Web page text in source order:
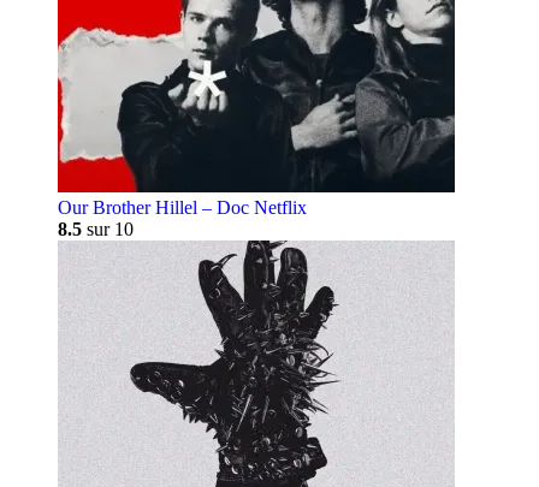
Our Brother Hillel – Doc Netflix
8.5 sur 10